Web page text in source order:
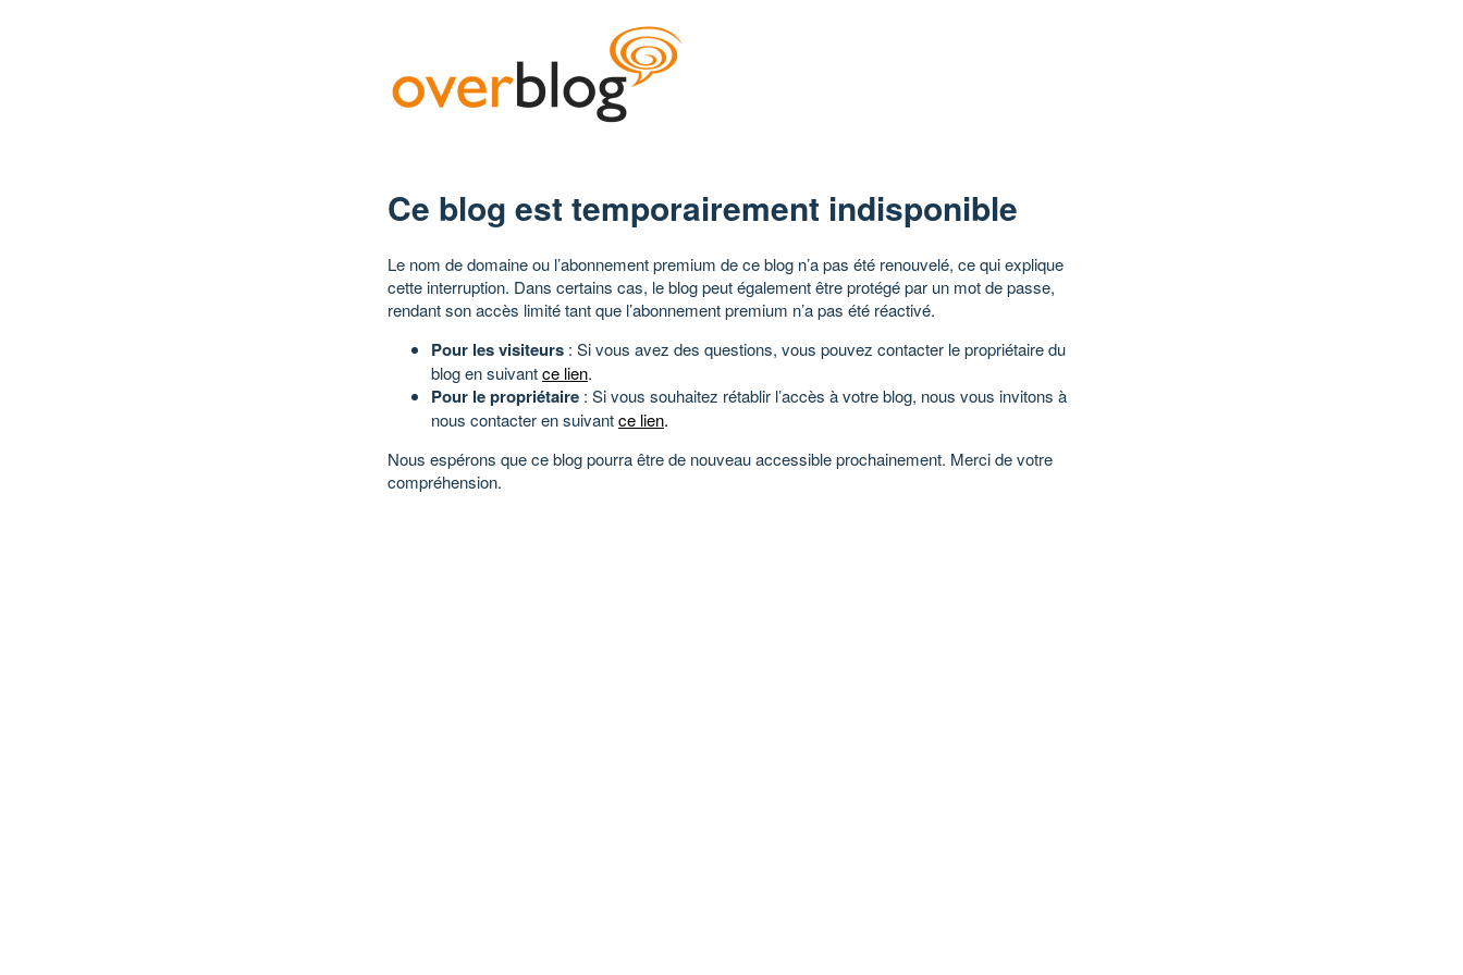
Ce blog est temporairement indisponible
Le nom de domaine ou l’abonnement premium de ce blog n’a pas été renouvelé, ce qui explique
cette interruption. Dans certains cas, le blog peut également être protégé par un mot de passe,
rendant son accès limité tant que l’abonnement premium n’a pas été réactivé.
Pour les visiteurs : Si vous avez des questions, vous pouvez contacter le propriétaire du
blog en suivantce lien.
Pour le propriétaire : Si vous souhaitez rétablir l’accès à votre blog, nous vous invitons à
nous contacter en suivantce lien.
Nous espérons que ce blog pourra être de nouveau accessible prochainement. Merci de votre
compréhension.